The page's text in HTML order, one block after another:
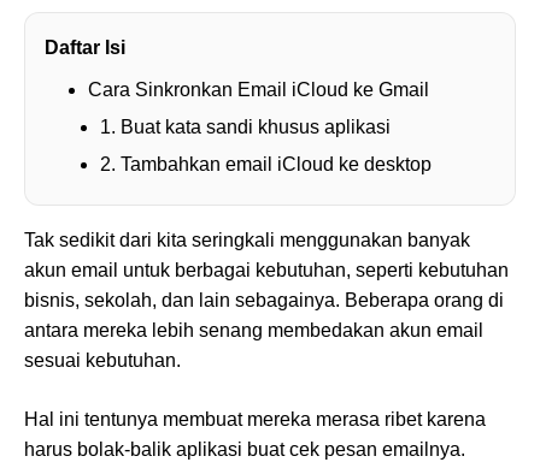
Daftar Isi
Cara Sinkronkan Email iCloud ke Gmail
1. Buat kata sandi khusus aplikasi
2. Tambahkan email iCloud ke desktop
Tak sedikit dari kita seringkali menggunakan banyak
akun email untuk berbagai kebutuhan, seperti kebutuhan
bisnis, sekolah, dan lain sebagainya. Beberapa orang di
antara mereka lebih senang membedakan akun email
sesuai kebutuhan.
Hal ini tentunya membuat mereka merasa ribet karena
harus bolak-balik aplikasi buat cek pesan emailnya.